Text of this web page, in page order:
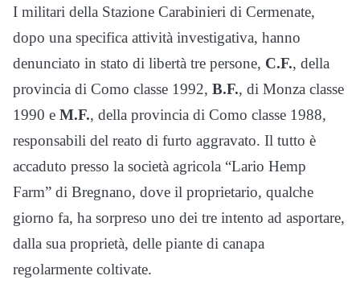
I militari della Stazione Carabinieri di Cermenate,
dopo una specifica attività investigativa, hanno
denunciato in stato di libertà tre persone, C.F., della
provincia di Como classe 1992, B.F., di Monza classe
1990 e M.F., della provincia di Como classe 1988,
responsabili del reato di furto aggravato. Il tutto è
accaduto presso la società agricola “Lario Hemp
Farm” di Bregnano, dove il proprietario, qualche
giorno fa, ha sorpreso uno dei tre intento ad asportare,
dalla sua proprietà, delle piante di canapa
regolarmente coltivate.